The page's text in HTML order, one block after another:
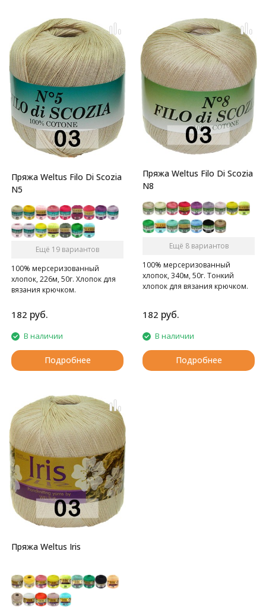
Пряжа Weltus Filo Di Scozia
N5
Ещё 19 вариантов
100% мерсеризованный
хлопок, 226м, 50г. Хлопок для
вязания крючком.
182 руб.
В наличии
Подробнее
Пряжа Weltus Filo Di Scozia
N8
Ещё 8 вариантов
100% мерсеризованный
хлопок, 340м, 50г. Тонкий
хлопок для вязания крючком.
182 руб.
В наличии
Подробнее
Пряжа Weltus Iris